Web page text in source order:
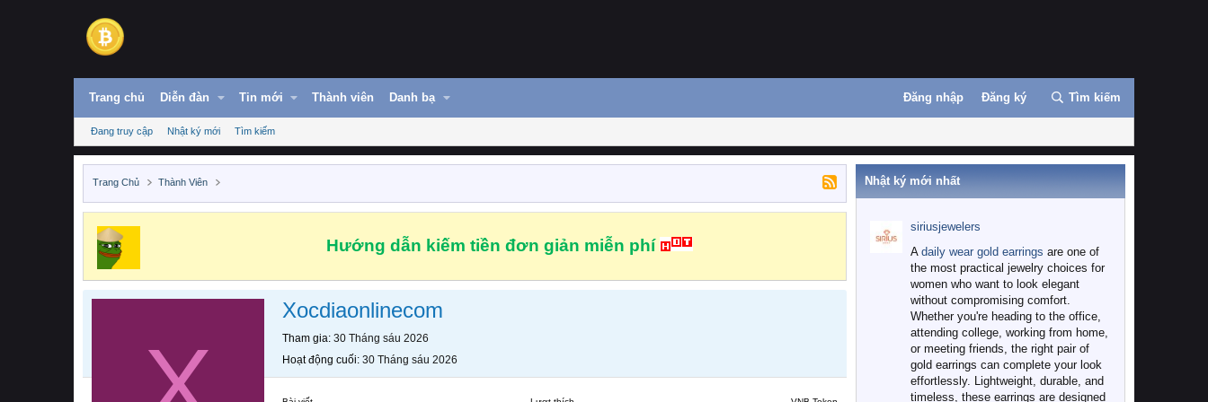
Trang chủ Diễn đàn Tin mới Thành viên Danh bạ Đăng nhập Đăng ký Tìm kiếm
Đang truy cập Nhật ký mới Tìm kiếm
Trang Chủ Thành Viên
Hướng dẫn kiếm tiền đơn giản miễn phí
Xocdiaonlinecom
Tham gia 30 Tháng sáu 2026
Hoạt động cuối 30 Tháng sáu 2026
Nhật ký mới nhất
siriusjewelers
A daily wear gold earrings are one of
the most practical jewelry choices for
women who want to look elegant
without compromising comfort.
Whether you're heading to the office,
attending college, working from home,
or meeting friends, the right pair of
gold earrings can complete your look
effortlessly. Lightweight, durable, and
timeless, these earrings are designed